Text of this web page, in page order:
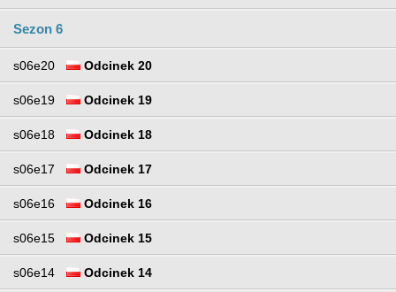
Sezon 6
s06e20 Odcinek 20
s06e19 Odcinek 19
s06e18 Odcinek 18
s06e17 Odcinek 17
s06e16 Odcinek 16
s06e15 Odcinek 15
s06e14 Odcinek 14